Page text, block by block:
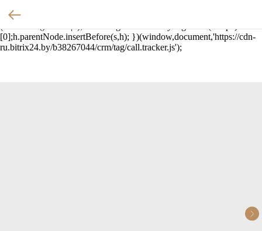
s=d.createElement('script');s.async=true;s.src=u+'?'+
[0];h.parentNode.insertBefore(s,h); })(window,document,'https://cdn-
ru.bitrix24.by/b38267044/crm/tag/call.tracker.js');